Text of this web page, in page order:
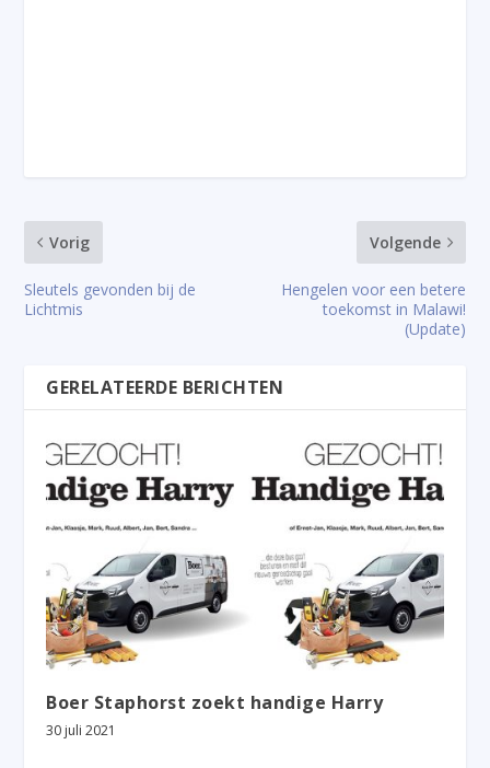
Vorig
Sleutels gevonden bij de
Lichtmis
Volgende
Hengelen voor een betere
toekomst in Malawi!
(Update)
GERELATEERDE BERICHTEN
Boer Staphorst zoekt handige Harry
30 juli 2021